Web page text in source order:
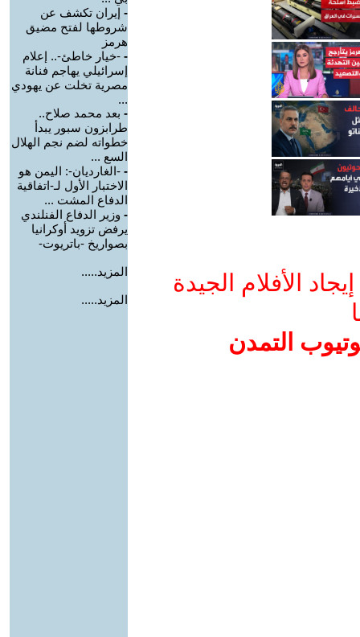
الأفلام الجيدة
التمدن
- إيران تكشف عن
شروطها لفتح مضيق
هرمز
- -خيار خاطئ-.. إعلام
إسرائيلي يهاجم فنانة
مصرية تخلت عن يهودي
...
- بعد محمد صلاح..
طرابزون سبور يبدأ
خطواته لضم نجم الهلال
السع ...
- -الغارديان-: اليمن هو
الاختبار الأول لـ-اتفاقية
الدفاع المشت ...
- وزير الدفاع الفنلندي
يرفض تزويد أوكرانيا
بصواريخ -باتريوت-
المزيد.....
المزيد.....